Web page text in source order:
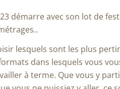
démarre avec son lot de
lesquels sont les plus
dans lesquels vous
à terme. Que vous y